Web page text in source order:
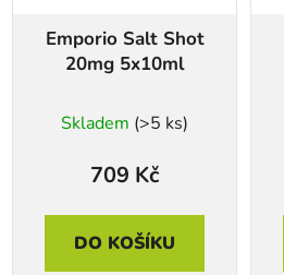
Emporio Salt Shot
20mg 5x10ml
Skladem (>5 ks)
709 Kč
DO KOŠÍKU